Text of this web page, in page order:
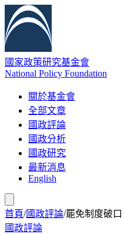
國家政策研究基金會
National Policy Foundation
關於基金會
全部文章
國政評論
國政分析
國政研究
最新消息
English
首頁/國政評論/罷免制度破
國政評論